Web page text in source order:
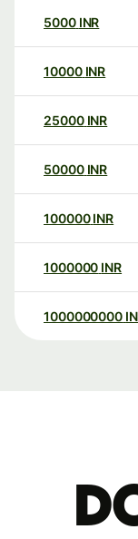
5000 INR
10000 INR
25000 INR
50000 INR
100000 INR
1000000 INR
1000000000